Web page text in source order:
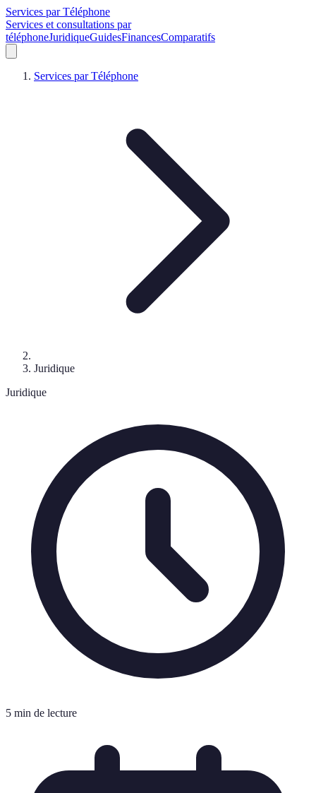
Services par Téléphone
Services et consultations par
téléphoneJuridiqueGuidesFinancesComparatifs
Services par Téléphone
Juridique
Juridique
5 min de lecture